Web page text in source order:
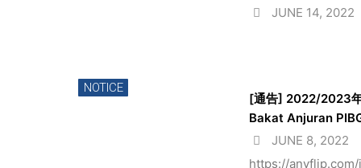
JUNE 14, 2022
NOTICE
[通告] 2022/2023
Bakat Anjuran
JUNE 8, 2022
https://